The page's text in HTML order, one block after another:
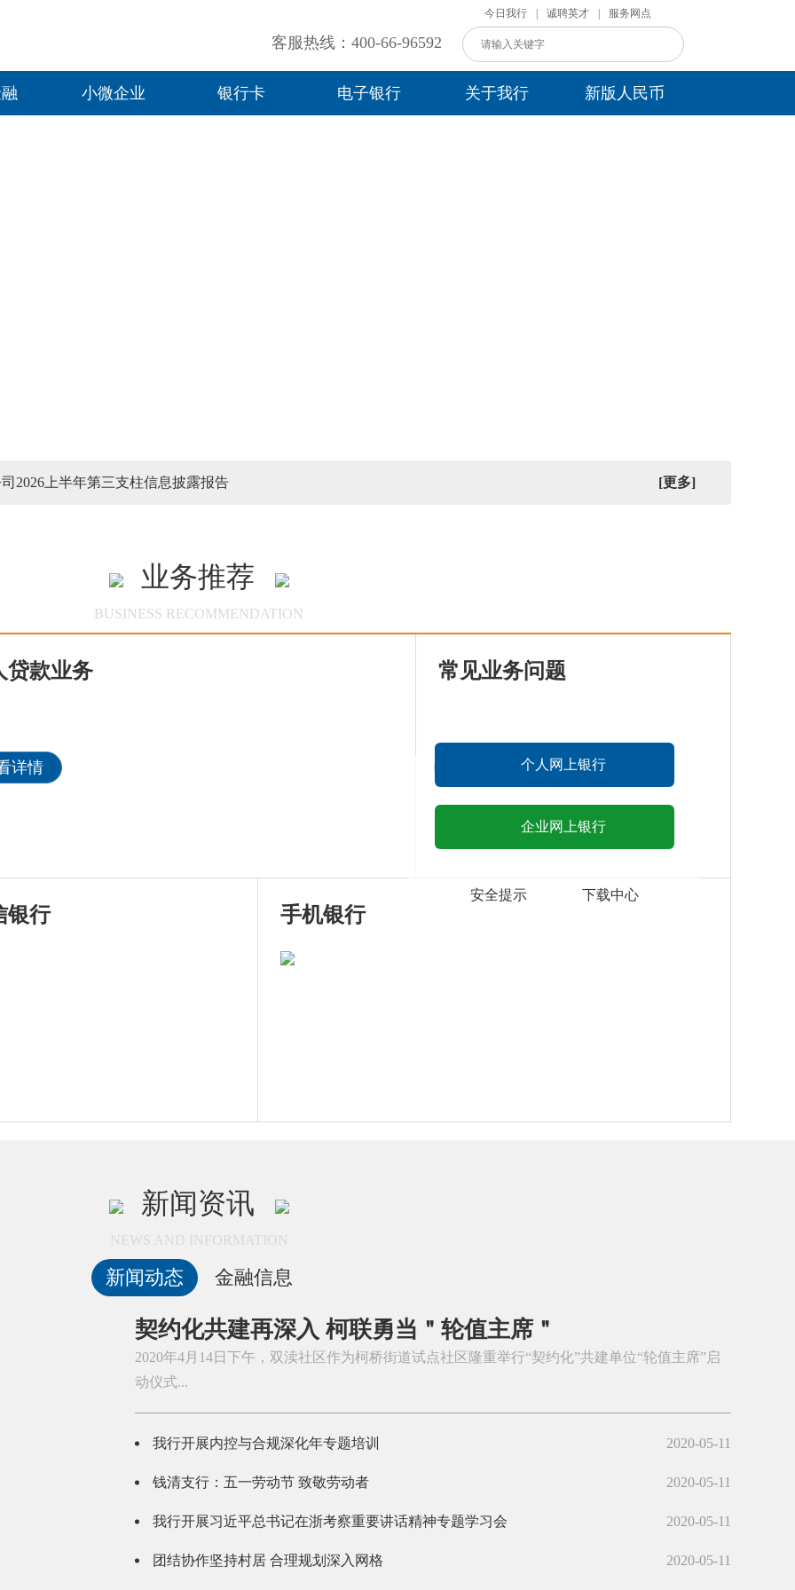
今日我行 诚聘英才 服务网点
客服热线：400-66-96592
小微企业 银行卡 电子银行 关于我行 新版人民币
个人网上银行
企业网上银行
安全提示 下载中心
2026上半年第三支柱信息披露报告 柯桥联合村镇银行利率
[更多]
业务推荐
贷款业务
详情
常见业务问题
银行 手机银行
新闻资讯
新闻动态 金融信息
契约化共建再深入 柯联勇当＂轮值主席＂
2020年4月14日下午，双渎社区作为柯桥街道试点社区隆重举行“契约化”共建单位“轮值主席”启
动仪式...
我行开展内控与合规深化年专题培训 2020-05-11
钱清支行：五一劳动节 致敬劳动者 2020-05-11
我行开展习近平总书记在浙考察重要讲话精神专题学习会 2020-05-11
团结协作坚持村居 合理规划深入网格 2020-05-11